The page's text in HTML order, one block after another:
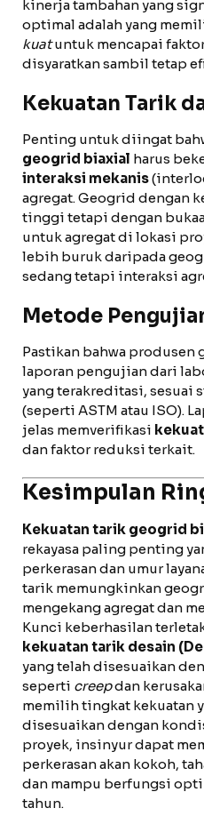
kinerja tambahan yang
optimal adalah yang
kuatuntuk mencapai
disyaratkan sambil tetap
Kekuatan Tarik
Penting untuk diingat
geogrid biaxial harus
interaksi mekanis
agregat. Geogrid dengan
tinggi tetapi dengan
untuk agregat di lokasi
lebih buruk daripada
sedang tetapi interaksi
Metode
Pastikan bahwa
laporan pengujian dari
yang terakreditasi, sesuai
(seperti ASTM atau ISO).
jelas memverifikasi
dan faktor reduksi terkait.
Kesimpulan
Kekuatan tarik geogrid
rekayasa paling penting
perkerasan dan umur
tarik memungkinkan
mengekang agregat dan
Kunci keberhasilan
kekuatan tarik desain
yang telah disesuaikan
seperti creepdan
memilih tingkat kekuatan
disesuaikan dengan
proyek, insinyur dapat
perkerasan akan kokoh,
dan mampu berfungsi
tahun.